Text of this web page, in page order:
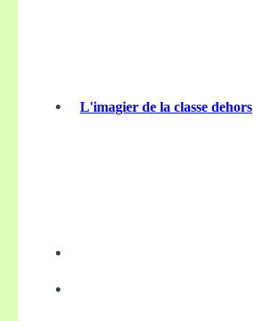
L'imagier de la classe dehors